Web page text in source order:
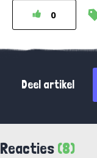
0
Deel artikel
Reacties (8)